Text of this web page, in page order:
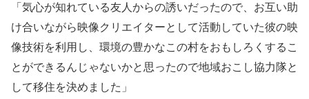
「気心が知れている友人からの誘いだったので、お互い助
け合いながら映像クリエイターとして活動していた彼の映
像技術を利用し、環境の豊かなこの村をおもしろくするこ
とができるんじゃないかと思ったので地域おこし協力隊と
して移住を決めました」